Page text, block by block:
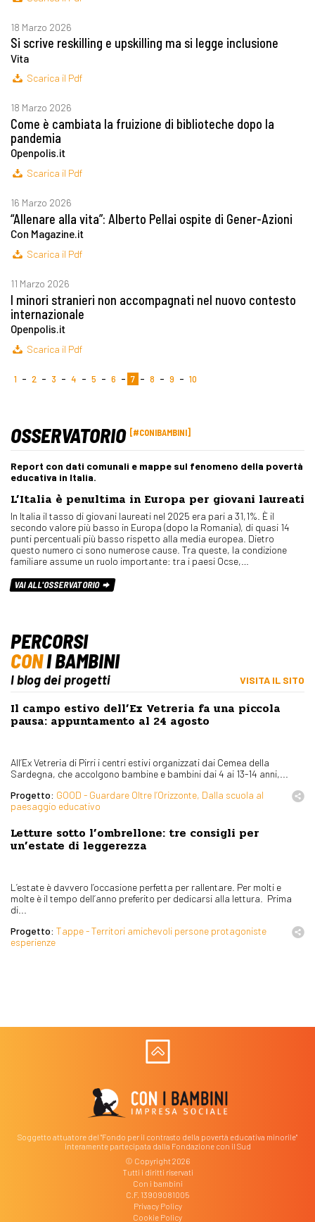
18 Marzo 2026
Si scrive reskilling e upskilling ma si legge inclusione
Vita
Scarica il Pdf
18 Marzo 2026
Come è cambiata la fruizione di biblioteche dopo la
pandemia
Openpolis.it
Scarica il Pdf
16 Marzo 2026
“Allenare alla vita”: Alberto Pellai ospite di Gener-Azioni
Con Magazine.it
Scarica il Pdf
11 Marzo 2026
I minori stranieri non accompagnati nel nuovo contesto
internazionale
Openpolis.it
Scarica il Pdf
1 2 3 4 5 6 7 8 9 10
OSSERVATORIO #CONIBAMBINI
Report con dati comunali e mappe sul fenomeno della povertà
educativa in Italia.
L’Italia è penultima in Europa per giovani laureati
In Italia il tasso di giovani laureati nel 2025 era pari a 31,1%. È il
secondo valore più basso in Europa (dopo la Romania), di quasi 14
punti percentuali più basso rispetto alla media europea. Dietro
questo numero ci sono numerose cause. Tra queste, la condizione
familiare assume un ruolo importante: tra i paesi Ocse,…
VAI ALL'OSSERVATORIO
PERCORSI
CONI BAMBINI
I blog dei progetti VISITA IL SITO
Il campo estivo dell’Ex Vetreria fa una piccola
pausa: appuntamento al 24 agosto
All’Ex Vetreria di Pirri i centri estivi organizzati dai Cemea della
Sardegna, che accolgono bambine e bambini dai 4 ai 13-14 anni,...
Progetto: GOOD - Guardare Oltre l’Orizzonte, Dalla scuola al
paesaggio educativo
Letture sotto l’ombrellone: tre consigli per
un’estate di leggerezza
L’estate è davvero l’occasione perfetta per rallentare. Per molti e
molte è il tempo dell’anno preferito per dedicarsi alla lettura. Prima
di...
Progetto: Tappe - Territori amichevoli persone protagoniste
esperienze
Soggetto attuatore del "Fondo per il contrasto della povertà educativa minorile"
interamente partecipata dalla Fondazione con il Sud
© Copyright 2026
Tutti i diritti riservati
Con i bambini
C.F. 13909081005
Privacy Policy
Cookie Policy